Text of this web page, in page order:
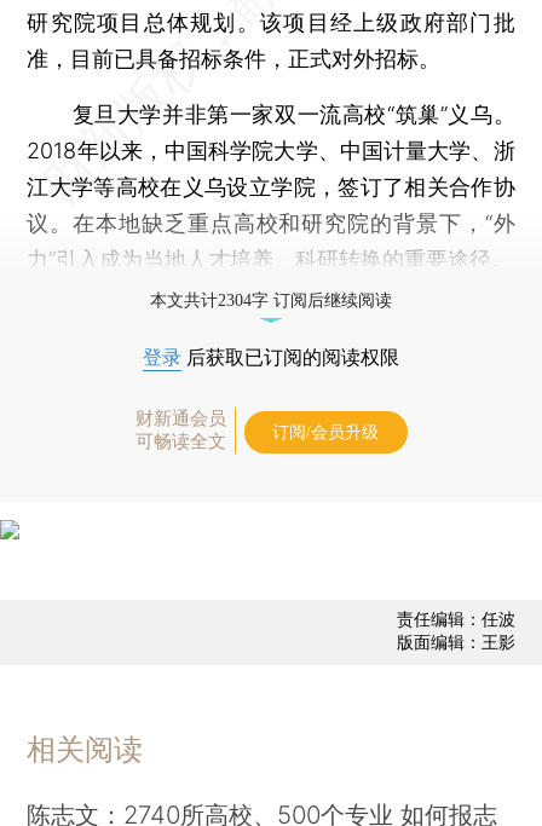
研究院项目总体规划。该项目经上级政府部门批
准，目前已具备招标条件，正式对外招标。
复旦大学并非第一家双一流高校“筑巢”义乌。
2018年以来，中国科学院大学、中国计量大学、浙
江大学等高校在义乌设立学院，签订了相关合作协
议。在本地缺乏重点高校和研究院的背景下，“外
力”引入成为当地人才培养、科研转换的重要途径。
本文共计2304字 订阅后继续阅读
登录 后获取已订阅的阅读权限
财新通会员
可畅读全文
订阅/会员升级
责任编辑：任波
版面编辑：王影
相关阅读
陈志文：2740所高校、500个专业 如何报志